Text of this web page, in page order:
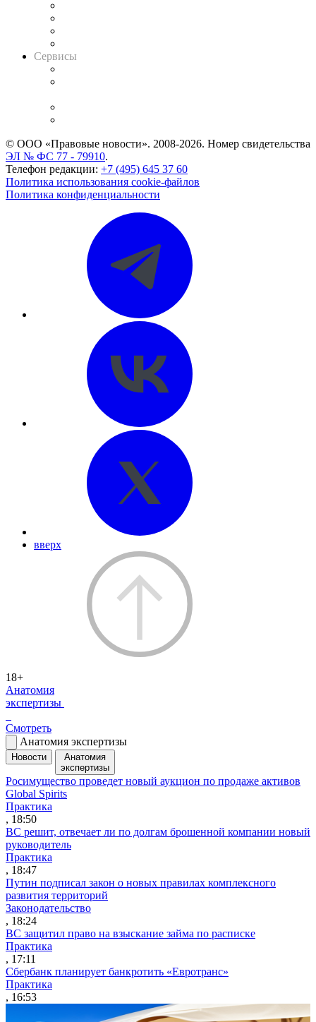
Сервисы
© ООО «Правовые новости». 2008-2026. Номер свидетельства
ЭЛ № ФС 77 - 79910.
Телефон редакции: +7 (495) 645 37 60
Политика использования cookie-файлов
Политика конфиденциальности
вверх
18+
Анатомия
экспертизы
Смотреть
Анатомия экспертизы
Новости
Анатомия
экспертизы
Росимущество проведет новый аукцион по продаже активов
Global Spirits
Практика
, 18:50
ВС решит, отвечает ли по долгам брошенной компании новый
руководитель
Практика
, 18:47
Путин подписал закон о новых правилах комплексного
развития территорий
Законодательство
, 18:24
ВС защитил право на взыскание займа по расписке
Практика
, 17:11
Сбербанк планирует банкротить «Евротранс»
Практика
, 16:53